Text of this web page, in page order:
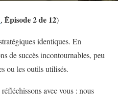
, Épisode 2 de 12)
identiques. En
de succès incontournables, peu
ou les outils utilisés.
avec vous : nous